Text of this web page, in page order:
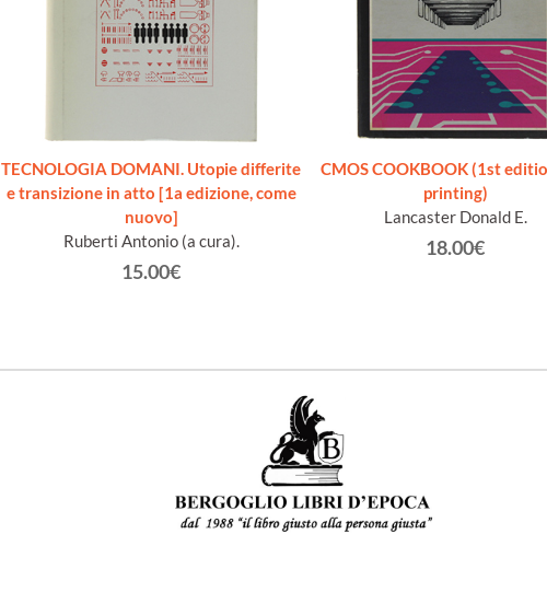
TECNOLOGIA DOMANI. Utopie differite
e transizione in atto [1a edizione, come
nuovo]
Ruberti Antonio (a cura).
15.00€
CMOS COOKBOOK (1st
printing)
Lancaster Donald E.
18.00€